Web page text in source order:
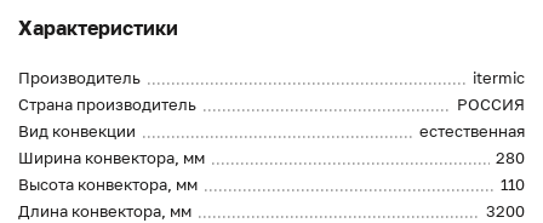
Характеристики
Производитель
itermic
Страна производитель
РОССИЯ
Вид конвекции
естественная
Ширина конвектора, мм
280
Высота конвектора, мм
110
Длина конвектора, мм
3200